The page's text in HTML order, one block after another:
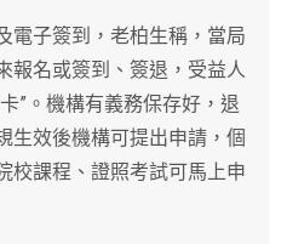
電子簽到，老柏生稱，當局
報名或簽到、簽退，受益人
”。機構有義務保存好，退
生效後機構可提出申請，個
校課程、證照考試可馬上申